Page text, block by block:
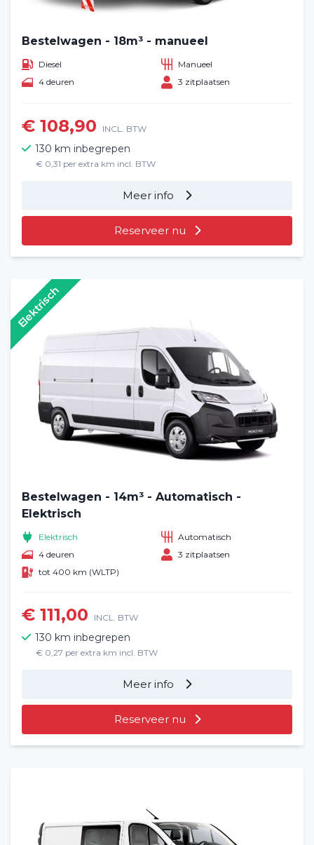
Bestelwagen - 18m³ - manueel
Diesel
Manueel
4 deuren
3 zitplaatsen
€ 108,90 INCL. BTW
130 km inbegrepen
€ 0,31 per extra km incl. BTW
Meer info
Reserveer nu
Bestelwagen - 14m³ - Automatisch -
Elektrisch
Elektrisch
Automatisch
4 deuren
3 zitplaatsen
tot 400 km (WLTP)
€ 111,00 INCL. BTW
130 km inbegrepen
€ 0,27 per extra km incl. BTW
Meer info
Reserveer nu
Elektrisch